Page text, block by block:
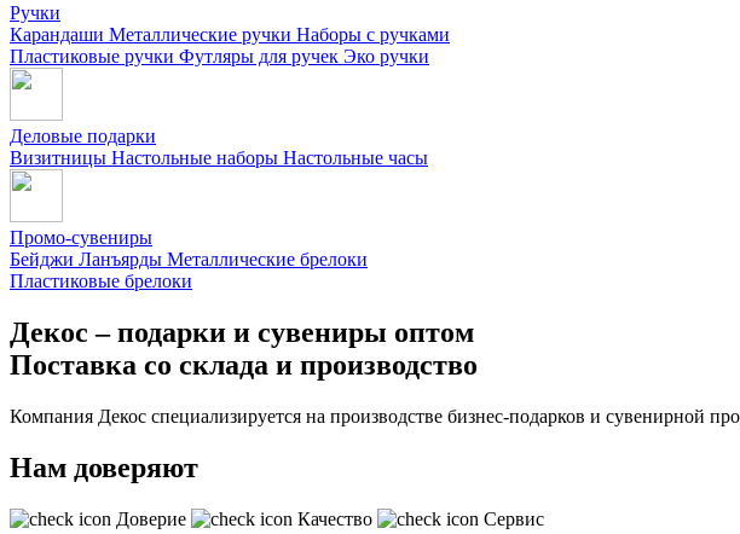
Ручки
Карандаши Металлические ручки Наборы с ручками
Пластиковые ручки Футляры для ручек Эко ручки
Деловые подарки
Визитницы Настольные наборы Настольные часы
Промо-сувениры
Бейджи Ланъярды Металлические брелоки
Пластиковые брелоки
Декос – подарки и сувениры оптом
Поставка со склада и производство
Компания Декос специализируется на производстве бизнес-подарков и сувенирной
Нам доверяют
Доверие Качество
Сервис